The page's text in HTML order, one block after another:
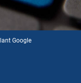
Google